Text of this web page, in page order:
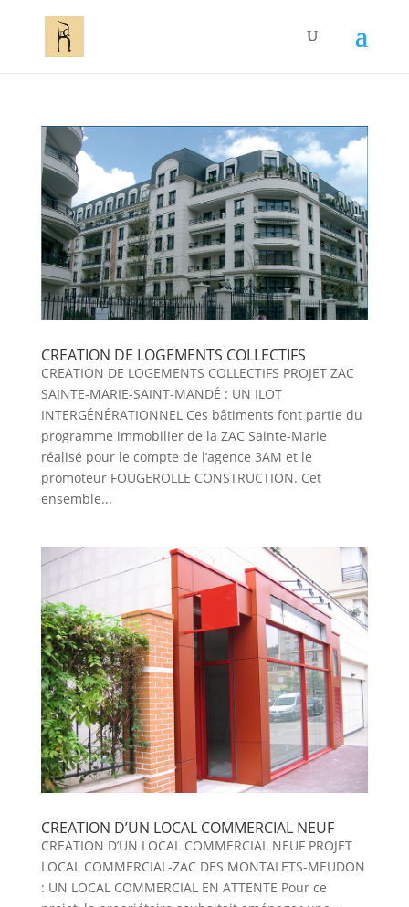
CREATION DE LOGEMENTS COLLECTIFS
CREATION DE LOGEMENTS COLLECTIFS PROJET ZAC
SAINTE-MARIE-SAINT-MANDÉ : UN ILOT
INTERGÉNÉRATIONNEL Ces bâtiments font partie du
programme immobilier de la ZAC Sainte-Marie
réalisé pour le compte de l’agence 3AM et le
promoteur FOUGEROLLE CONSTRUCTION. Cet
ensemble...
CREATION D’UN LOCAL COMMERCIAL NEUF
CREATION D’UN LOCAL COMMERCIAL NEUF PROJET
LOCAL COMMERCIAL-ZAC DES MONTALETS-MEUDON
: UN LOCAL COMMERCIAL EN ATTENTE Pour ce